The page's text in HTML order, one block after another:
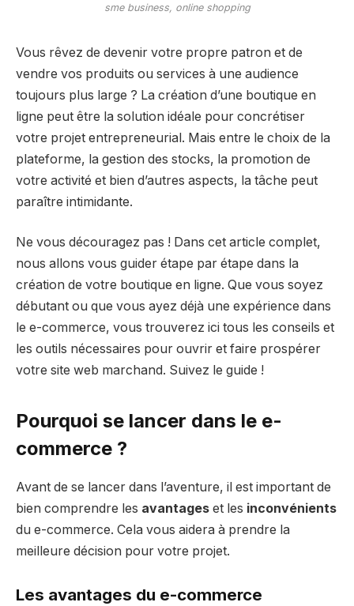
sme business, online shopping
Vous rêvez de devenir votre propre patron et de
vendre vos produits ou services à une audience
toujours plus large ? La création d’une boutique en
ligne peut être la solution idéale pour concrétiser
votre projet entrepreneurial. Mais entre le choix de la
plateforme, la gestion des stocks, la promotion de
votre activité et bien d’autres aspects, la tâche peut
paraître intimidante.
Ne vous découragez pas ! Dans cet article complet,
nous allons vous guider étape par étape dans la
création de votre boutique en ligne. Que vous soyez
débutant ou que vous ayez déjà une expérience dans
le e-commerce, vous trouverez ici tous les conseils et
les outils nécessaires pour ouvrir et faire prospérer
votre site web marchand. Suivez le guide !
Pourquoi se lancer dans le e-
commerce ?
Avant de se lancer dans l’aventure, il est important de
bien comprendre les avantages et les inconvénients
du e-commerce. Cela vous aidera à prendre la
meilleure décision pour votre projet.
Les avantages du e-commerce